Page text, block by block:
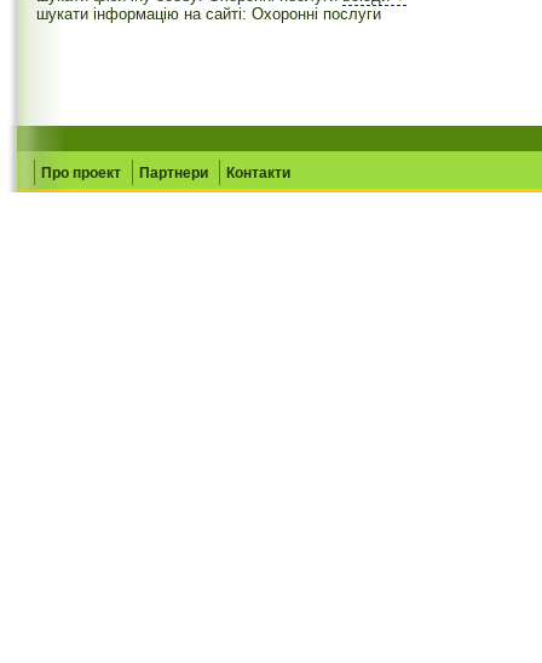
шукати інформацію на сайті: Охоронні послуги
Про проект Партнери Контакти